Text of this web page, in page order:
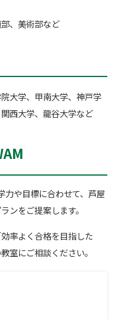
、美術部など
大学、甲南大学、神戸学
西大学、龍谷大学など
力や目標に合わせて、芦屋
ンをご提案します。
率よく合格を目指した
室にご相談ください。